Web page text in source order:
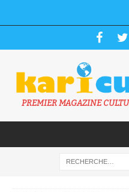
PREMIER MAGAZINE